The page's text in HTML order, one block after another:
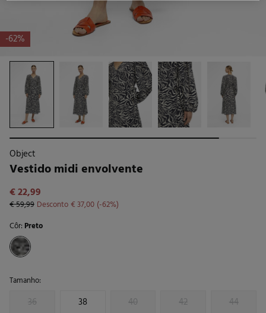
-62%
Object
Vestido midi envolvente
€ 22,99
€ 59,99 Desconto€ 37,00
62
Côr: Preto
Tamanho:
36 38 40 42 44